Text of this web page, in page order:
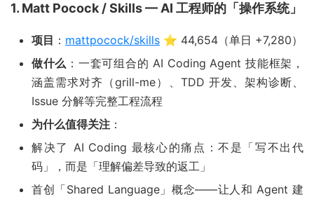
1. Matt Pocock / Skills — AI 工程师的「操作系统」
项目 ： mattpocock/skills ⭐ 44,654（单日 +7,280）
做什么 ：一套可组合的 AI Coding Agent 技能框架，
涵盖需求对齐（grill-me）、TDD 开发、架构诊断、
Issue 分解等完整工程流程
为什么值得关注 ：
解决了 AI Coding 最核心的痛点：不是「写不出代
码」，而是「理解偏差导致的返工」
首创「Shared Language」概念——让人和 Agent 建